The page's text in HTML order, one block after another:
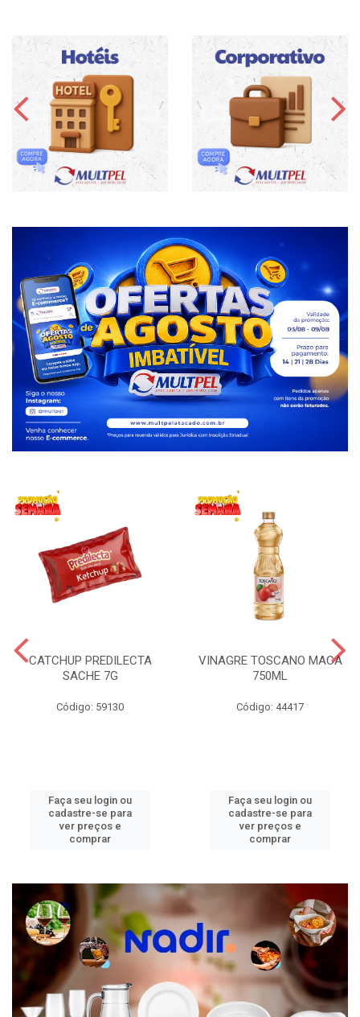
CATCHUP PREDILECTA
SACHE 7G
Código: 59130
Faça seu login ou
cadastre-se para
ver preços e
comprar
VINAGRE TOSCANO MACA
750ML
Código: 44417
Faça seu login ou
cadastre-se para
ver preços e
comprar